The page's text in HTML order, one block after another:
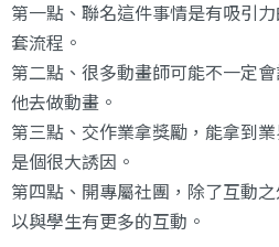
第一點、聯名這件事情是有吸引
套流程。
第二點、很多動畫師可能不一定
他去做動畫。
第三點、交作業拿獎勵，能拿到
是個很大誘因。
第四點、開專屬社團，除了互動
以與學生有更多的互動。